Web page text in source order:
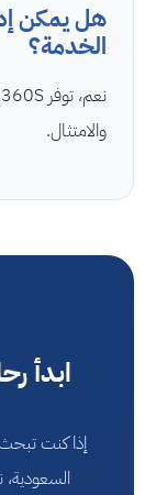
هل يمكن
الخدمة؟
والامتثال.
ابدأ
إذا كنت تبحث